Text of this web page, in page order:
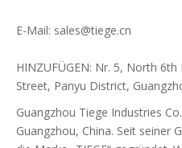
E-Mail: sales@tiege.cn
HINZUFÜGEN: Nr. 5, North
Street, Panyu District,
Guangzhou Tiege Industries
Guangzhou, China. Seit seiner